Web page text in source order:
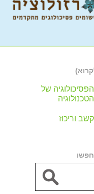
הפסיכולוגיה של
הטכנולוגיה
קשב וריכוז